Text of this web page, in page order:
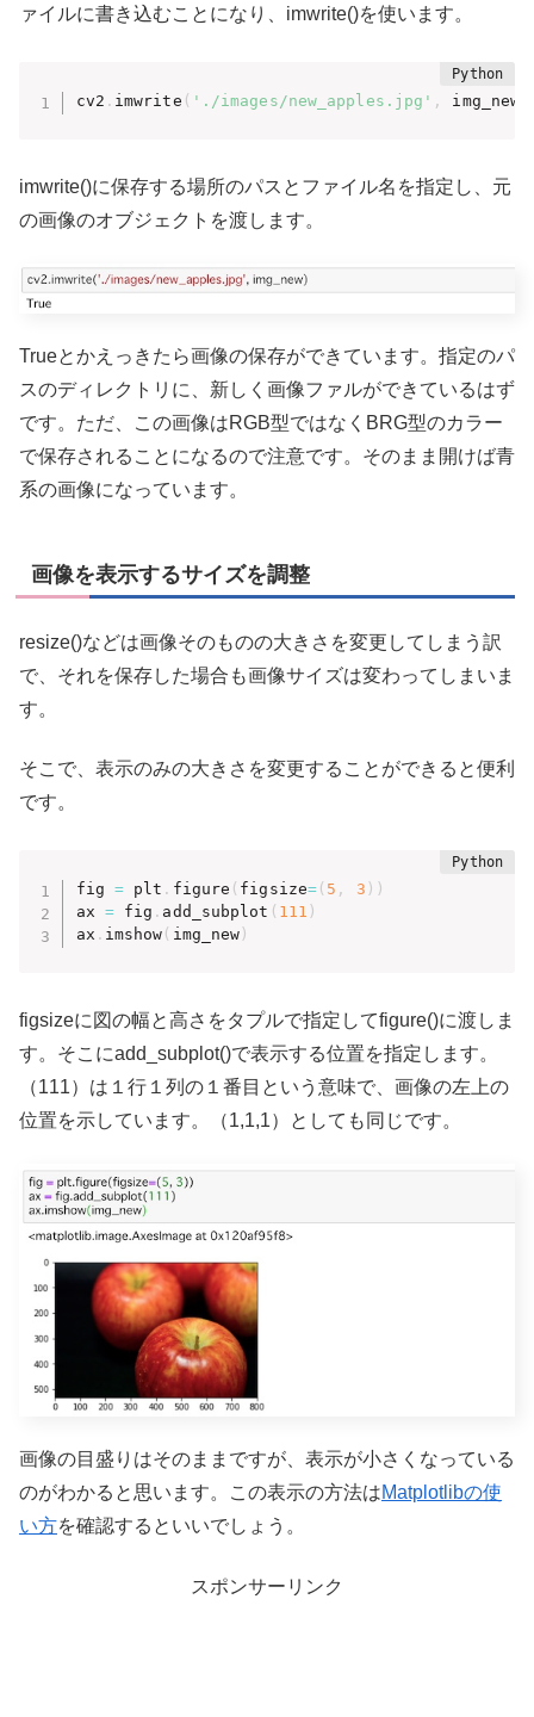
ァイルに書き込むことになり、imwrite()を使います。
cv2 . imwrite ( './images/new_apples.jpg' , img_new
imwrite()に保存する場所のパスとファイル名を指定し、元
の画像のオブジェクトを渡します。
Trueとかえっきたら画像の保存ができています。指定のパ
スのディレクトリに、新しく画像ファルができているはず
です。ただ、この画像はRGB型ではなくBRG型のカラー
で保存されることになるので注意です。そのまま開けば青
系の画像になっています。
画像を表示するサイズを調整
resize()などは画像そのものの大きさを変更してしまう訳
で、それを保存した場合も画像サイズは変わってしまいま
す。
そこで、表示のみの大きさを変更することができると便利
です。
fig = plt . figure ( figsize= ( 5 , 3 ) )
ax = fig . add_subplot ( 111 )
ax . imshow ( img_new )
figsizeに図の幅と高さをタプルで指定してfigure()に渡しま
す。そこにadd_subplot()で表示する位置を指定します。
（111）は１行１列の１番目という意味で、画像の左上の
位置を示しています。（1,1,1）としても同じです。
画像の目盛りはそのままですが、表示が小さくなっている
のがわかると思います。この表示の方法はMatplotlibの使
い方を確認するといいでしょう。
スポンサーリンク